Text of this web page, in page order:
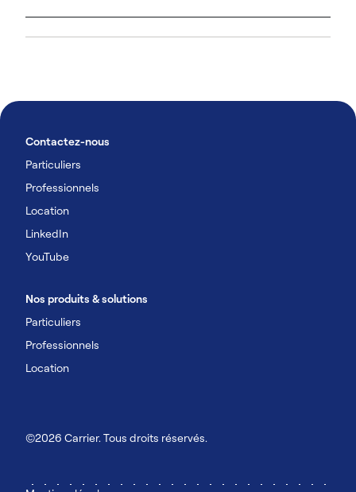
Contactez-nous
Particuliers
Professionnels
Location
LinkedIn
YouTube
Nos produits & solutions
Particuliers
Professionnels
Location
©2026 Carrier. Tous droits réservés.